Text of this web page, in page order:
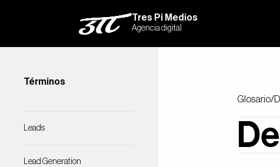
Tres Pi Medios
Agencia digital
Términos
Leads
Lead Generation
Glosario/